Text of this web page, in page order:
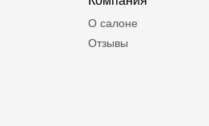
О салоне
Отзывы